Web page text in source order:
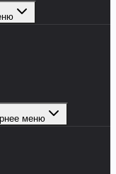
меню